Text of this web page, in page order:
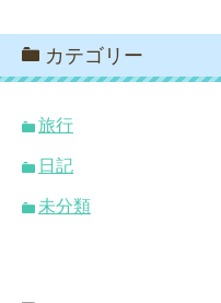
カテゴリー
旅行
日記
未分類